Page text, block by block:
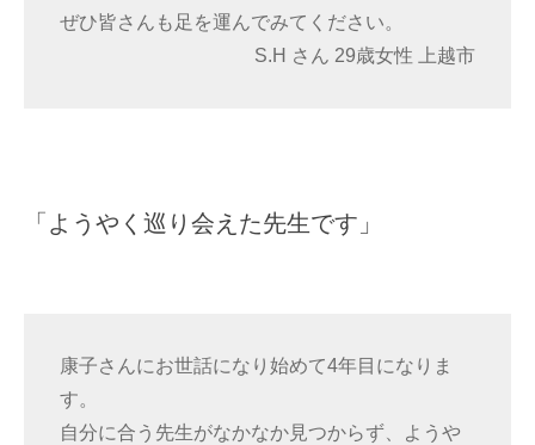
ぜひ皆さんも足を運んでみてください。
S.H さん 29歳女性 上越市
「ようやく巡り会えた先生です」
康子さんにお世話になり始めて4年目になりま
す。
自分に合う先生がなかなか見つからず、ようや